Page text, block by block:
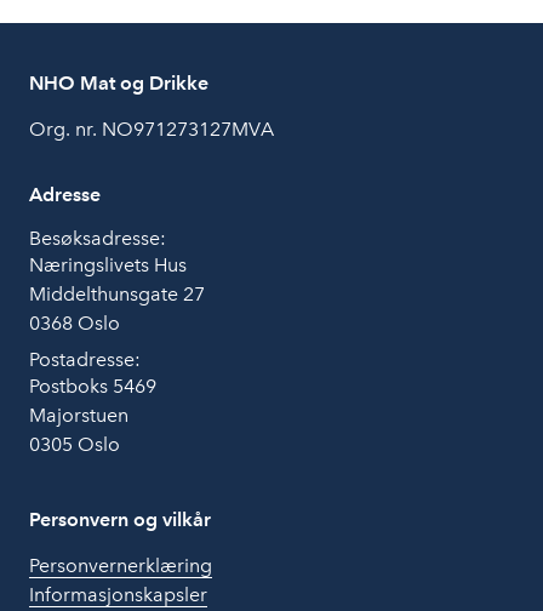
NHO Mat og Drikke
Org. nr. NO971273127MVA
Adresse
Besøksadresse:
Næringslivets Hus
Middelthunsgate 27
0368 Oslo
Postadresse:
Postboks 5469
Majorstuen
0305 Oslo
Personvern og vilkår
Personvernerklæring
Informasjonskapsler